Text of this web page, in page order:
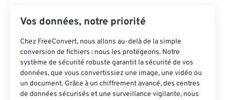
Vos données, notre priorité
Chez FreeConvert, nous allons au-delà de la simple
conversion de fichiers : nous les protégeons. Notre
système de sécurité robuste garantit la sécurité de vos
données, que vous convertissiez une image, une vidéo ou
un document. Grâce à un chiffrement avancé, des centres
de données sécurisés et une surveillance vigilante, nous